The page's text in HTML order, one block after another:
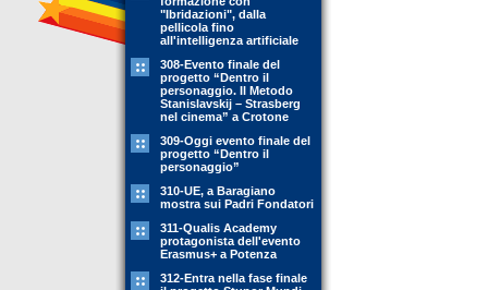
"Ibridazioni", dalla
pellicola fino
all'intelligenza artificiale
308-Evento finale del
progetto “Dentro il
personaggio. Il Metodo
Stanislavskij – Strasberg
nel cinema” a Crotone
309-Oggi evento finale del
progetto “Dentro il
personaggio”
310-UE, a Baragiano
mostra sui Padri Fondatori
311-Qualis Academy
protagonista dell'evento
Erasmus+ a Potenza
312-Entra nella fase finale